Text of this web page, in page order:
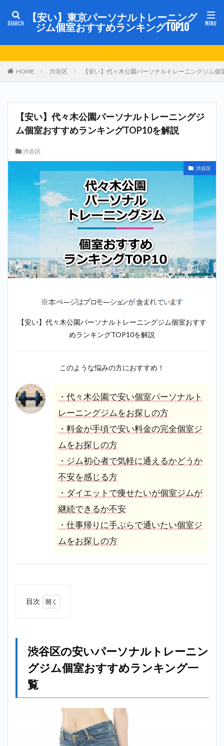
【安い】東京パーソナルトレーニング
ジム個室おすすめランキングTOP10
HOME 渋谷区 【安い】代々木公園パーソナルトレーニングジム
【安い】代々木公園パーソナルトレーニングジ
ム個室おすすめランキングTOP10を解説
渋谷区
渋谷区
【安い】代々木公園パーソナルトレーニングジム個室おすす
めランキングTOP10を解説
このような悩みの方におすすめ！
・代々木公園で安い個室パーソナルト
レーニングジムをお探しの方
・料金が手頃で安い料金の完全個室ジ
ムをお探しの方
・ジム初心者で気軽に通えるかどうか
不安を感じる方
・ダイエットで痩せたいが個室ジムが
継続できるか不安
・仕事帰りに手ぶらで通いたい個室ジ
ムをお探しの方
目次
パー
ルト
レー
ニン
グジ
渋谷区の安いパーソナルトレーニン
グジム個室おすすめランキング一
覧